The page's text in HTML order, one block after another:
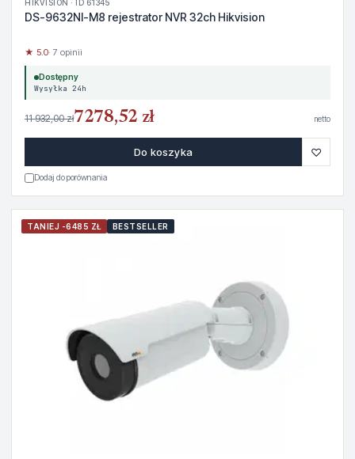
HIKVISION · ID 61345
DS-9632NI-M8 rejestrator NVR 32ch Hikvision
★ 5.0· 7 opinii
Dostępny
Wysyłka 24h
11 932,00 zł7278,52 zł netto
Do koszyka ♡
Dodaj do porównania
TANIEJ -6485 ZŁ BESTSELLER